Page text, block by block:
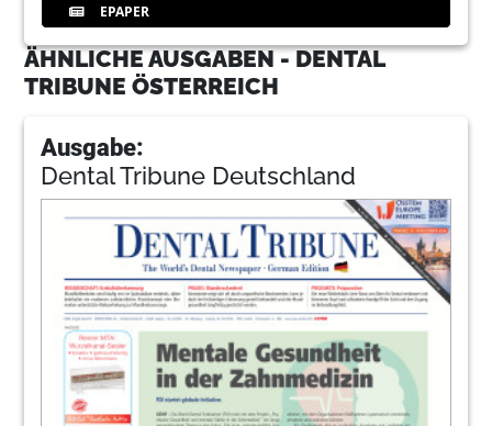
EPAPER
ÄHNLICHE AUSGABEN - DENTAL
TRIBUNE ÖSTERREICH
Ausgabe:
Dental Tribune Deutschland